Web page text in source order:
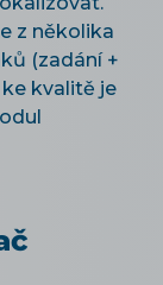
z několika
(zadání +
kvalitě je